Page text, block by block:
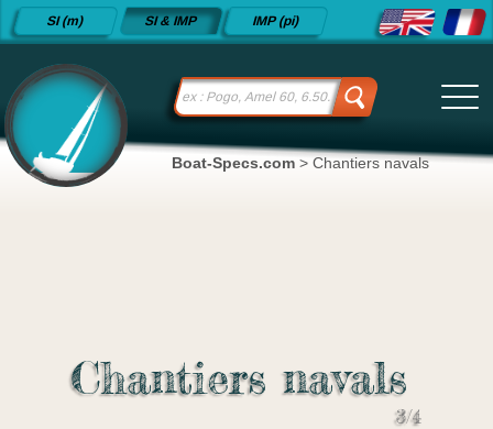
Fiches
techniques
depuis
2015
SI (m) SI & IMP IMP (pi)
Boat-Specs.com > Chantiers navals
Chantiers navals
3/4